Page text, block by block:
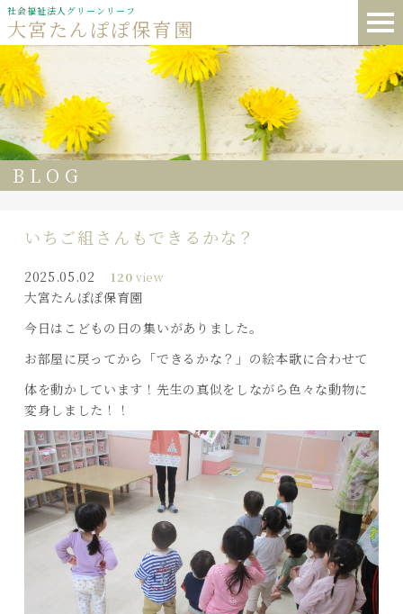
社会福祉法人グリーンリーフ
大宮たんぽぽ保育園
BLOG
いちご組さんもできるかな？
2025.05.02 120 view
大宮たんぽぽ保育園
今日はこどもの日の集いがありました。
お部屋に戻ってから「できるかな？」の絵本歌に合わせて
体を動かしています！先生の真似をしながら色々な動物に
変身しました！！